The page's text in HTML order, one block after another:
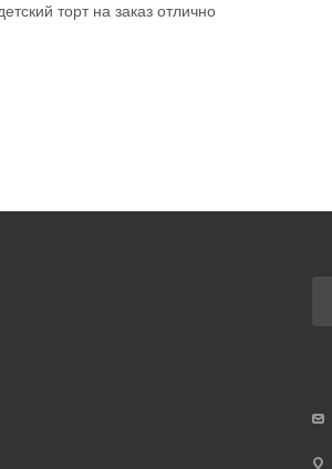
торт на заказ отлично